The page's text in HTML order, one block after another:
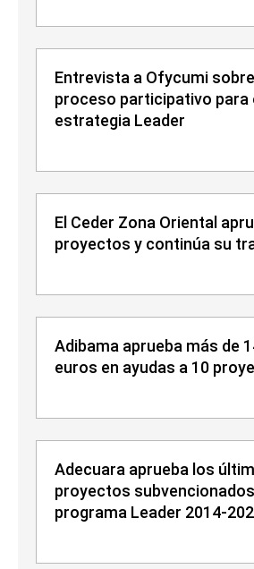
Entrevista a Ofycumi
proceso participativo para
estrategia Leader
El Ceder Zona Oriental
proyectos y continúa su
Adibama aprueba más de
euros en ayudas a 10
Adecuara aprueba los
proyectos
programa Leader 2014-